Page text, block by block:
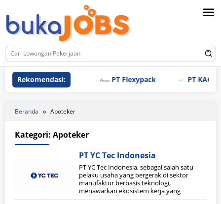
ke
konten
Rekomendasi: PT Flexypack PT KAO
Beranda Apoteker
Kategori: Apoteker
PT YC Tec Indonesia
PT YC Tec Indonesia, sebagai salah satu
pelaku usaha yang bergerak di sektor
manufaktur berbasis teknologi,
menawarkan ekosistem kerja yang